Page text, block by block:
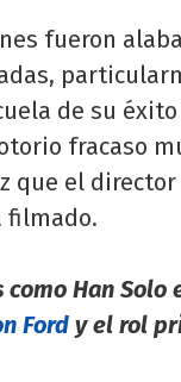
fueron
de su éxito
fracaso
que el director
filmado.
Han Solo
Ford y el rol